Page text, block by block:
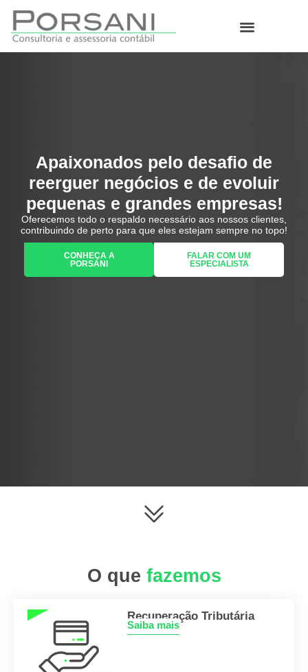
Apaixonados pelo desafio de
reerguer negócios e de evoluir
pequenas e grandes empresas!
Oferecemos todo o respaldo necessário aos nossos clientes,
contribuindo de perto para que eles estejam sempre no topo!
CONHEÇA A
PORSANI
FALAR COM UM
ESPECIALISTA
O que fazemos
Recuperação Tributária
Saiba mais